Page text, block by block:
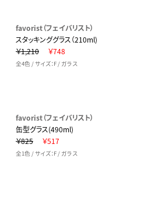
favorist（フェイバリスト）
スタッキンググラス（210ml)
￥1,210
￥748
全4色 / サイズ：F / ガラス
favorist（フェイバリスト）
缶型グラス(490ml)
￥825
￥517
全1色 / サイズ：F / ガラス